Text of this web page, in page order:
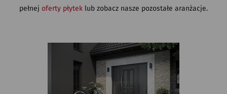
pełnej oferty płytek lub zobacz nasze pozostałe aranżacje.